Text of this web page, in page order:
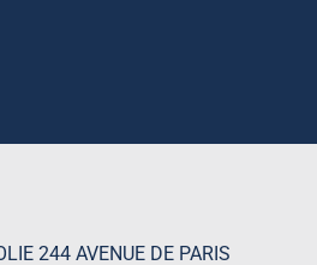
244 AVENUE DE PARIS